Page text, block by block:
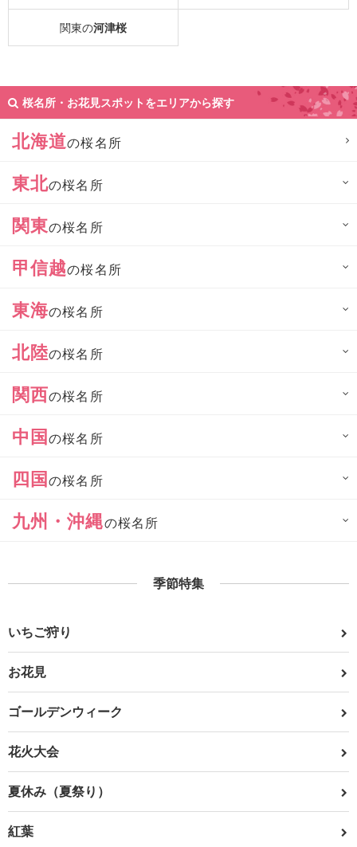
関東の河津桜
桜名所・お花見スポットをエリアから探す
北海道の桜名所
東北の桜名所
関東の桜名所
甲信越の桜名所
東海の桜名所
北陸の桜名所
関西の桜名所
中国の桜名所
四国の桜名所
九州・沖縄の桜名所
季節特集
いちご狩り
お花見
ゴールデンウィーク
花火大会
夏休み（夏祭り）
紅葉